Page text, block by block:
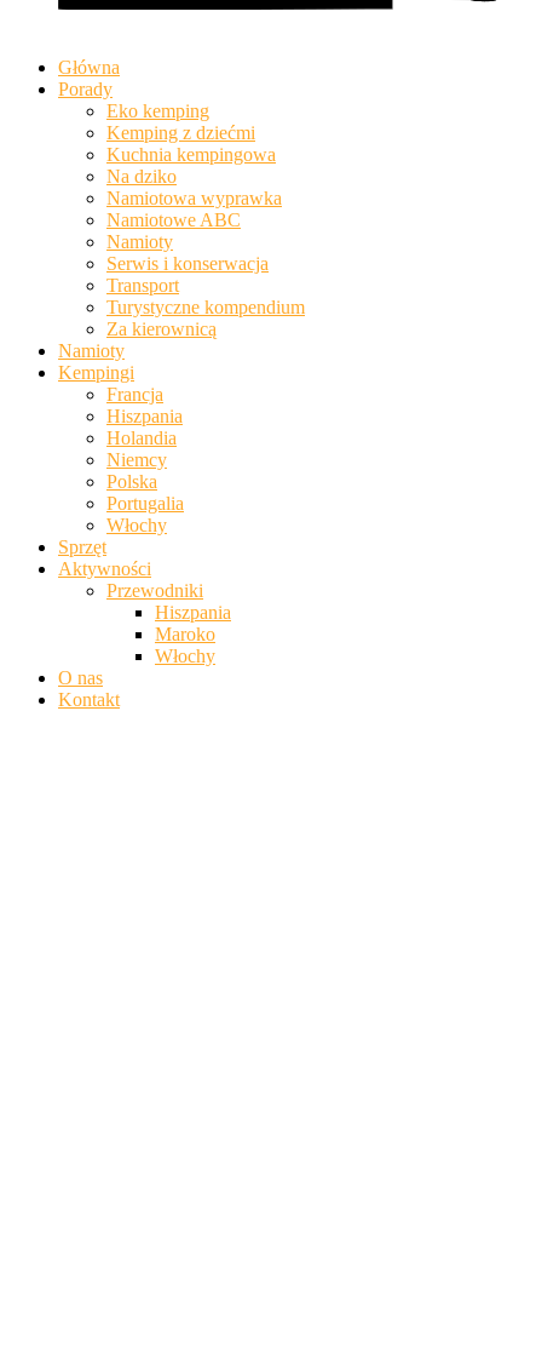
Główna
Porady
Eko kemping
Kemping z dziećmi
Kuchnia kempingowa
Na dziko
Namiotowa wyprawka
Namiotowe ABC
Namioty
Serwis i konserwacja
Transport
Turystyczne kompendium
Za kierownicą
Namioty
Kempingi
Francja
Hiszpania
Holandia
Niemcy
Polska
Portugalia
Włochy
Sprzęt
Aktywności
Przewodniki
Hiszpania
Maroko
Włochy
O nas
Kontakt